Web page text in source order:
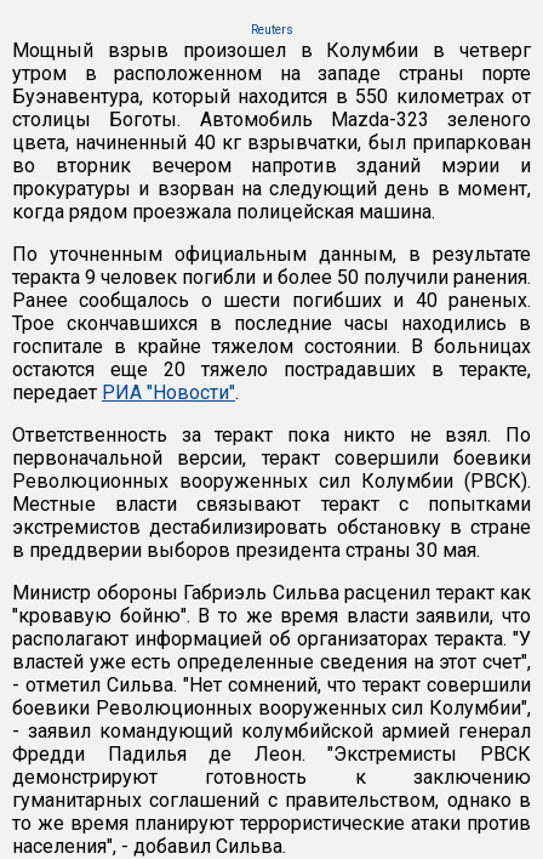
Reuters
Мощный взрыв произошел в Колумбии в четверг
утром в расположенном на западе страны порте
Буэнавентура, который находится в 550 километрах от
столицы Боготы. Автомобиль Mazda-323 зеленого
цвета, начиненный 40 кг взрывчатки, был припаркован
во вторник вечером напротив зданий мэрии и
прокуратуры и взорван на следующий день в момент,
когда рядом проезжала полицейская машина.
По уточненным официальным данным, в результате
теракта 9 человек погибли и более 50 получили ранения.
Ранее сообщалось о шести погибших и 40 раненых.
Трое скончавшихся в последние часы находились в
госпитале в крайне тяжелом состоянии. В больницах
остаются еще 20 тяжело пострадавших в теракте,
передает РИА "Новости".
Ответственность за теракт пока никто не взял. По
первоначальной версии, теракт совершили боевики
Революционных вооруженных сил Колумбии (РВСК).
Местные власти связывают теракт с попытками
экстремистов дестабилизировать обстановку в стране
в преддверии выборов президента страны 30 мая.
Министр обороны Габриэль Сильва расценил теракт как
"кровавую бойню". В то же время власти заявили, что
располагают информацией об организаторах теракта. "У
властей уже есть определенные сведения на этот счет",
- отметил Сильва. "Нет сомнений, что теракт совершили
боевики Революционных вооруженных сил Колумбии",
- заявил командующий колумбийской армией генерал
Фредди Падилья де Леон. "Экстремисты РВСК
демонстрируют готовность к заключению
гуманитарных соглашений с правительством, однако в
то же время планируют террористические атаки против
населения", - добавил Сильва.